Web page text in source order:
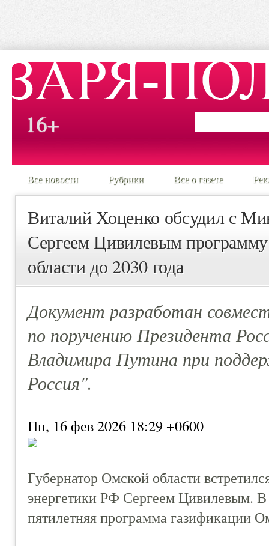
16+
Все новости Рубрики Все о газете
Виталий Хоценко обсудил с
Сергеем Цивилевым
области до 2030 года
Документ разработан
по поручению Президента
Владимира Путина при
Россия".
Пн, 16 фев 2026 18:29 +0600
Губернатор Омской области
энергетики РФ Сергеем Цивилевым.
пятилетняя программа газификации